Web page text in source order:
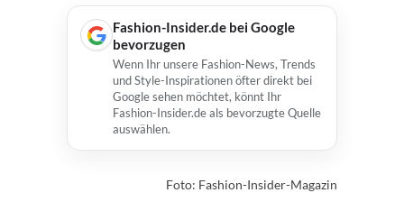
Fashion-Insider.de bei Google
bevorzugen
Wenn Ihr unsere Fashion-News, Trends
und Style-Inspirationen öfter direkt bei
Google sehen möchtet, könnt Ihr
Fashion-Insider.de als bevorzugte Quelle
auswählen.
Foto: Fashion-Insider-Magazin